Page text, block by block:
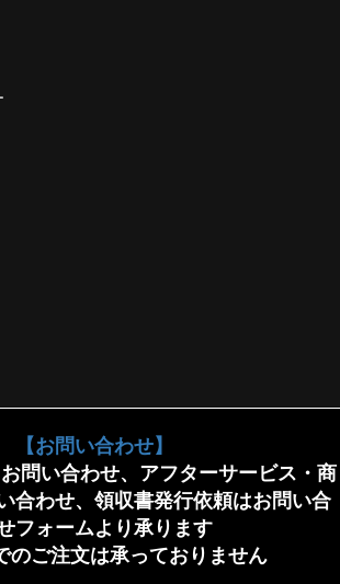
【お問い合わせ】
問い合わせ、アフターサービス・商
合わせ、領収書発行依頼はお問い合
フォームより承ります
のご注文は承っておりません